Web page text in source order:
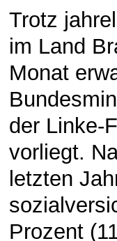
Trotz
im Land
Monat
der Linke-
vorliegt.
letzten
Prozent